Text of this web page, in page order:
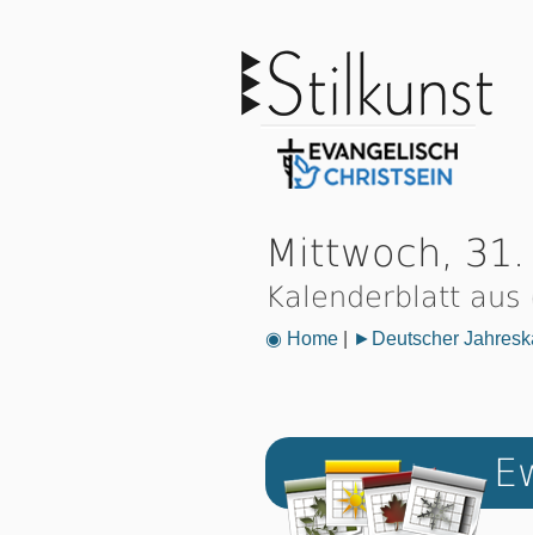
Mittwoch, 31.
Kalenderblatt
◉ Home ►Deutscher